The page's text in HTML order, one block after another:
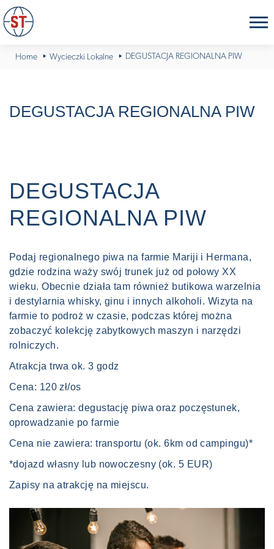
Home Wycieczki Lokalne DEGUSTACJA REGIONALNA PIW
DEGUSTACJA REGIONALNA PIW
DEGUSTACJA
REGIONALNA PIW
Podaj regionalnego piwa na farmie Mariji i Hermana,
gdzie rodzina waży swój trunek już od połowy XX
wieku. Obecnie działa tam również butikowa warzelnia
i destylarnia whisky, ginu i innych alkoholi. Wizyta na
farmie to podroż w czasie, podczas której można
zobaczyć kolekcję zabytkowych maszyn i narzędzi
rolniczych.
Atrakcja trwa ok. 3 godz
Cena: 120 zł/os
Cena zawiera: degustację piwa oraz poczęstunek,
oprowadzanie po farmie
Cena nie zawiera: transportu (ok. 6km od campingu)*
*dojazd własny lub nowoczesny (ok. 5 EUR)
Zapisy na atrakcję na miejscu.